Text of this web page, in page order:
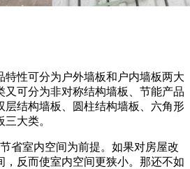
特性可分为户外墙板和户内墙板两大
又可分为非对称结构墙板、节能产品
层结构墙板、圆柱结构墙板、六角形
大类。
省室内空间为前提。如果对房屋改
，反而使室内空间更狭小。那还不如